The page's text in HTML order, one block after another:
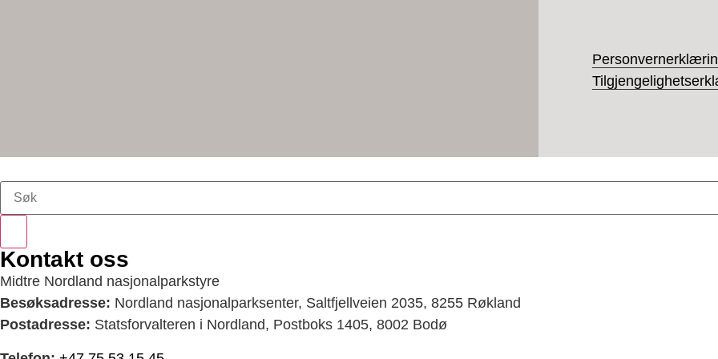
Kontakt oss
Midtre Nordland nasjonalparkstyre
Besøksadresse: Nordland nasjonalparksenter, Saltfjellveien 2035, 8255 Røkland
Postadresse: Statsforvalteren i Nordland, Postboks 1405, 8002 Bodø